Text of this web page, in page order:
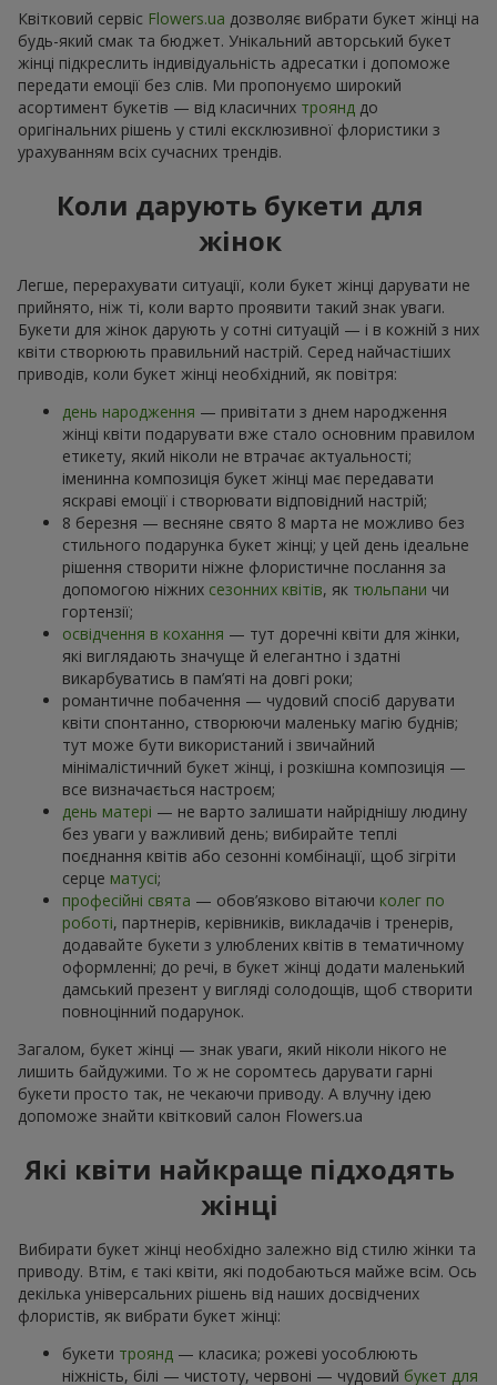
Квітковий сервіс Flowers.ua дозволяє вибрати букет жінці на
будь-який смак та бюджет. Унікальний авторський букет
жінці підкреслить індивідуальність адресатки і допоможе
передати емоції без слів. Ми пропонуємо широкий
асортимент букетів — від класичних троянд до
оригінальних рішень у стилі ексклюзивної флористики з
урахуванням всіх сучасних трендів.
Коли дарують букети для
жінок
Легше, перерахувати ситуації, коли букет жінці дарувати не
прийнято, ніж ті, коли варто проявити такий знак уваги.
Букети для жінок дарують у сотні ситуацій — і в кожній з них
квіти створюють правильний настрій. Серед найчастіших
приводів, коли букет жінці необхідний, як повітря:
день народження — привітати з днем народження
жінці квіти подарувати вже стало основним правилом
етикету, який ніколи не втрачає актуальності;
іменинна композиція букет жінці має передавати
яскраві емоції і створювати відповідний настрій;
8 березня — весняне свято 8 марта не можливо без
стильного подарунка букет жінці; у цей день ідеальне
рішення створити ніжне флористичне послання за
допомогою ніжних сезонних квітів, як тюльпани чи
гортензії;
освідчення в кохання — тут доречні квіти для жінки,
які виглядають значуще й елегантно і здатні
викарбуватись в пам’яті на довгі роки;
романтичне побачення — чудовий спосіб дарувати
квіти спонтанно, створюючи маленьку магію буднів;
тут може бути використаний і звичайний
мінімалістичний букет жінці, і розкішна композиція —
все визначається настроєм;
день матері — не варто залишати найріднішу людину
без уваги у важливий день; вибирайте теплі
поєднання квітів або сезонні комбінації, щоб зігріти
серце матусі;
професійні свята — обов’язково вітаючи колег по
роботі, партнерів, керівників, викладачів і тренерів,
додавайте букети з улюблених квітів в тематичному
оформленні; до речі, в букет жінці додати маленький
дамський презент у вигляді солодощів, щоб створити
повноцінний подарунок.
Загалом, букет жінці — знак уваги, який ніколи нікого не
лишить байдужими. То ж не соромтесь дарувати гарні
букети просто так, не чекаючи приводу. А влучну ідею
допоможе знайти квітковий салон Flowers.ua
Які квіти найкраще підходять
жінці
Вибирати букет жінці необхідно залежно від стилю жінки та
приводу. Втім, є такі квіти, які подобаються майже всім. Ось
декілька універсальних рішень від наших досвідчених
флористів, як вибрати букет жінці:
букети троянд — класика; рожеві уособлюють
ніжність, білі — чистоту, червоні — чудовий букет для